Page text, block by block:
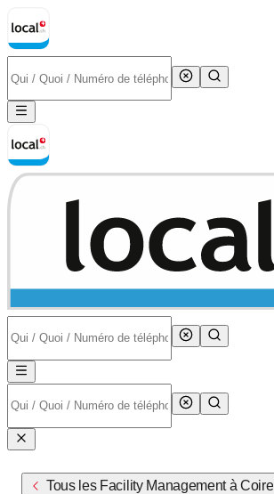
Tous les Facility Management à Coire